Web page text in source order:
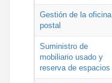
Gestión de la oficina
postal
Suministro de
mobiliario usado y
reserva de espacios